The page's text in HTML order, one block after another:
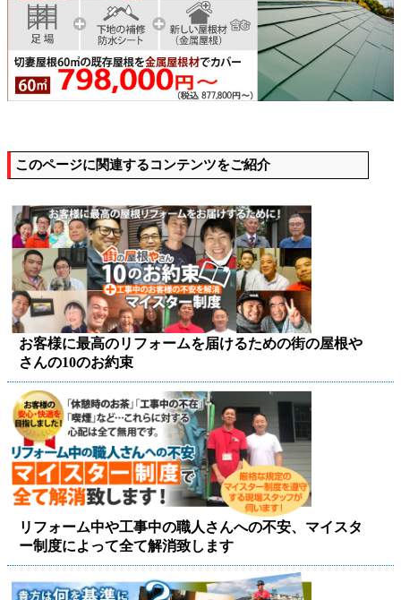
このページに関連するコンテンツをご紹介
お客様に最高のリフォームを届けるための街の屋根や
さんの10のお約束
リフォーム中や工事中の職人さんへの不安、マイスタ
ー制度によって全て解消致します